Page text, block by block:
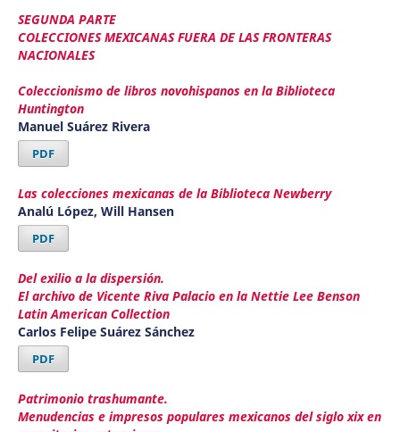
SEGUNDA PARTE
COLECCIONES MEXICANAS FUERA DE LAS FRONTERAS
NACIONALES
Coleccionismo de libros novohispanos en la Biblioteca
Huntington
Manuel Suárez Rivera
PDF
Las colecciones mexicanas de la Biblioteca Newberry
Analú López, Will Hansen
PDF
Del exilio a la dispersión.
El archivo de Vicente Riva Palacio en la Nettie Lee Benson
Latin American Collection
Carlos Felipe Suárez Sánchez
PDF
Patrimonio trashumante.
Menudencias e impresos populares mexicanos del siglo xix en